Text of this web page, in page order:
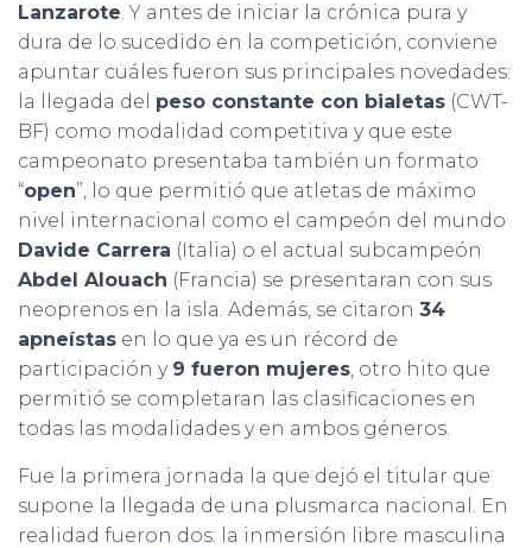
Lanzarote. Y antes de iniciar la crónica pura y
dura de lo sucedido en la competición, conviene
apuntar cuáles fueron sus principales novedades:
la llegada del peso constante con bialetas (CWT-
BF) como modalidad competitiva y que este
campeonato presentaba también un formato
“open”, lo que permitió que atletas de máximo
nivel internacional como el campeón del mundo
Davide Carrera (Italia) o el actual subcampeón
Abdel Alouach (Francia) se presentaran con sus
neoprenos en la isla. Además, se citaron 34
apneístas en lo que ya es un récord de
participación y 9 fueron mujeres, otro hito que
permitió se completaran las clasificaciones en
todas las modalidades y en ambos géneros.
Fue la primera jornada la que dejó el titular que
supone la llegada de una plusmarca nacional. En
realidad fueron dos: la inmersión libre masculina